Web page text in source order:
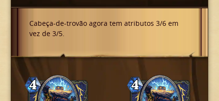
Cabeça-de-trovão agora tem atributos 3/6 em
vez de 3/5.